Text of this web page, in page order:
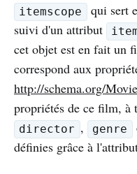
itemscope qui sert
suivi d'un attribut
cet objet est en fait un
correspond aux
http://schema.org/Movie
propriétés de ce film, à
director , genre
définies grâce à